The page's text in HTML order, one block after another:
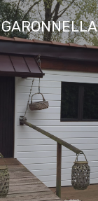
GARONNELLA